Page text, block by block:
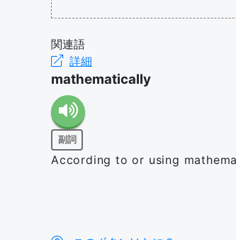
関連語
詳細
mathematically
副詞
According to or using